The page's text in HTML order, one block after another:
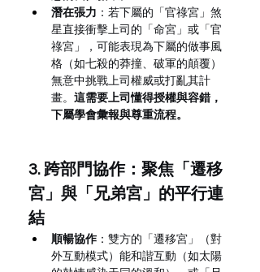
潛在張力 ：若下屬的「官祿宮」煞
星直接衝擊上司的「命宮」或「官
祿宮」，可能表現為下屬的做事風
格（如七殺的莽撞、破軍的顛覆）
無意中挑戰上司權威或打亂其計
畫。 這需要上司懂得授權與容錯，
下屬學會彙報與尊重流程。
3. 跨部門協作：聚焦「遷移
宮」與「兄弟宮」的平行連
結
順暢協作 ：雙方的「遷移宮」（對
外互動模式）能和諧互動（如太陽